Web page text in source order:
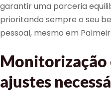
garantir uma parceria
prioritando sempre o seu
pessoal, mesmo em
Monitorização
ajustes